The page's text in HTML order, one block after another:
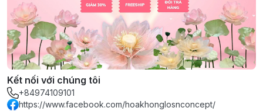
Kết nối với chúng tôi
+84974109101
https://www.facebook.com/hoakhonglosnconcept/